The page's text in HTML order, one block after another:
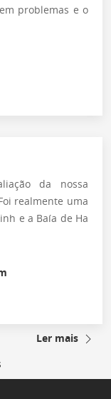
problemas e o
da nossa
realmente uma
e a Baía de Ha
Ler mais